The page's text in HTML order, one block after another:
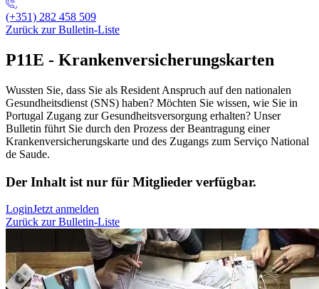
(+351) 282 458 509
Zurück zur Bulletin-Liste
P11E - Krankenversicherungskarten
Wussten Sie, dass Sie als Resident Anspruch auf den nationalen
Gesundheitsdienst (SNS) haben? Möchten Sie wissen, wie Sie in
Portugal Zugang zur Gesundheitsversorgung erhalten? Unser
Bulletin führt Sie durch den Prozess der Beantragung einer
Krankenversicherungskarte und des Zugangs zum Serviço National
de Saude.
Der Inhalt ist nur für Mitglieder verfügbar.
LoginJetzt anmelden
Zurück zur Bulletin-Liste